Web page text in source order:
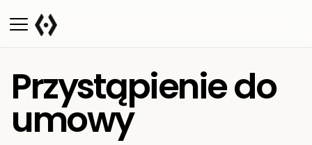
Przystąpienie do
umowy